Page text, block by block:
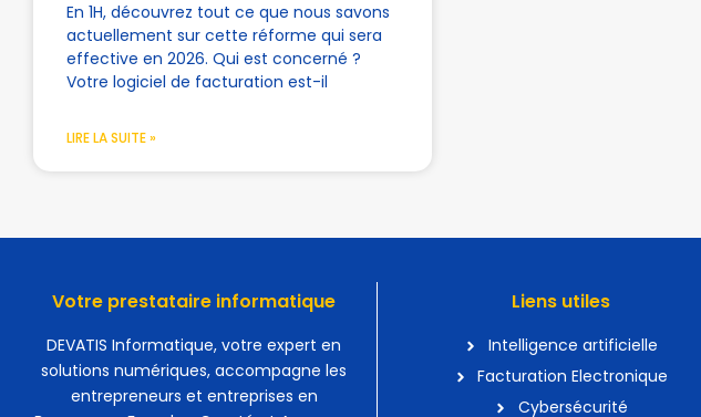
En 1H, découvrez tout ce que nous savons
actuellement sur cette réforme qui sera
effective en 2026. Qui est concerné ?
Votre logiciel de facturation est-il
LIRE LA SUITE »
Votre prestataire informatique
DEVATIS Informatique, votre expert en
solutions numériques, accompagne les
entrepreneurs et entreprises en
Liens utiles
Intelligence artificielle
Facturation Electronique
Cybersécurité